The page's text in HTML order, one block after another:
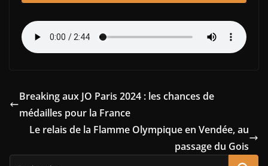
Breaking aux JO Paris 2024 : les chances de
médailles pour la France
Le relais de la Flamme Olympique en Vendée, au
passage du Gois